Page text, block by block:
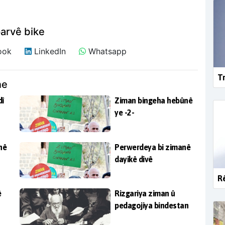
bike
LinkedIn Whatsapp
Ziman bingeha hebûnê
ye -2-
Perwerdeya bi zimanê
dayikê divê
Rizgariya ziman û
pedagojiya bindestan